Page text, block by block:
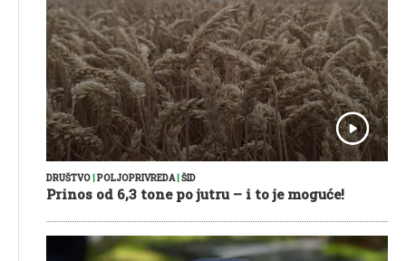
DRUŠTVO POLJOPRIVREDA| ŠID
Prinos od 6,3 tone po jutru – i to je moguće!